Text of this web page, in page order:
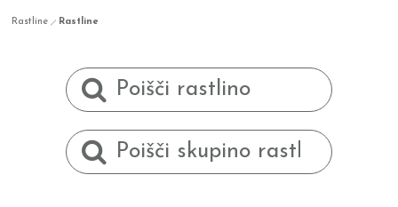
Rastline Rastline